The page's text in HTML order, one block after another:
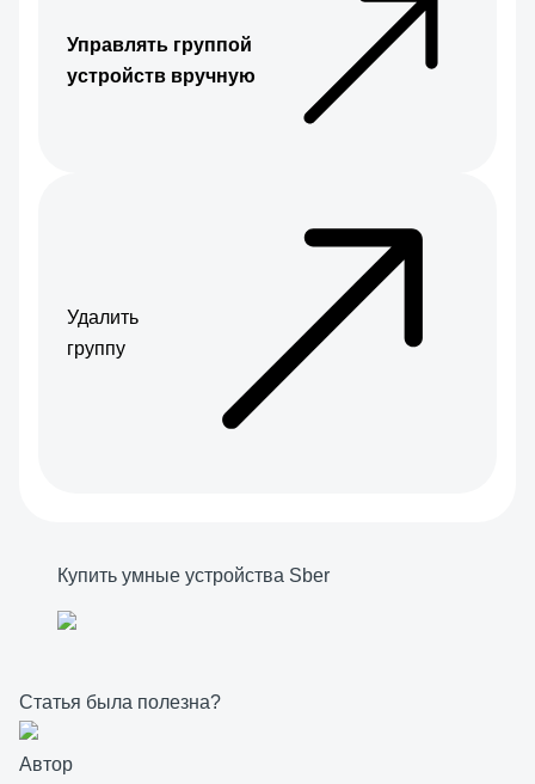
Управлять группой
устройств вручную
Удалить
группу
Купить умные устройства Sber
Статья была полезна?
Автор